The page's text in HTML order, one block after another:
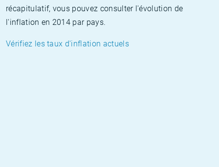
récapitulatif, vous pouvez consulter l'évolution de
l'inflation en 2014 par pays.
Vérifiez les taux d'inflation actuels